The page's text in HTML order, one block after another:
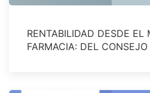
RENTABILIDAD DESDE EL
FARMACIA: DEL